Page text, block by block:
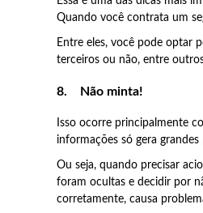
Quando você contrata um
Entre eles, você pode optar
terceiros ou não, entre
8. Não minta!
Isso ocorre principalmente
informações só gera
Ou seja, quando precisar
foram ocultas e decidir por
corretamente, causa